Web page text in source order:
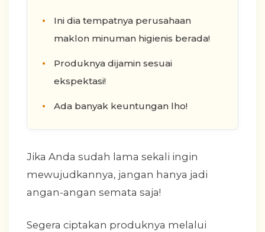
Ini dia tempatnya perusahaan
maklon minuman higienis berada!
Produknya dijamin sesuai
ekspektasi!
Ada banyak keuntungan lho!
Jika Anda sudah lama sekali ingin
mewujudkannya, jangan hanya jadi
angan-angan semata saja!
Segera ciptakan produknya melalui